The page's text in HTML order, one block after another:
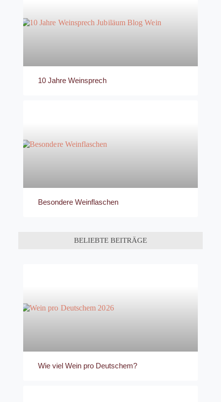
10 Jahre Weinsprech
Besondere Weinflaschen
BELIEBTE BEITRÄGE
Wie viel Wein pro Deutschem?